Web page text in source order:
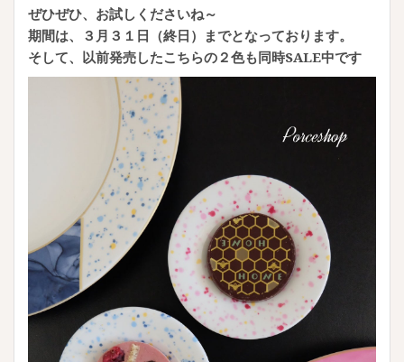
ぜひぜひ、お試しくださいね～
期間は、３月３１日（終日）までとなっております。
そして、以前発売したこちらの２色も同時SALE中です